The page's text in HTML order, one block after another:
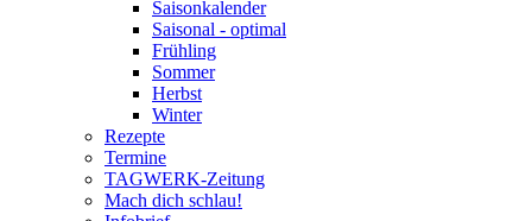
Saisonkalender
Saisonal - optimal
Frühling
Sommer
Herbst
Winter
Rezepte
Termine
TAGWERK-Zeitung
Mach dich schlau!